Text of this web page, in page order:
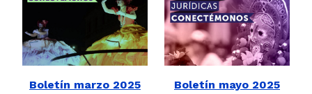
Boletín marzo 2025
Boletín mayo 2025